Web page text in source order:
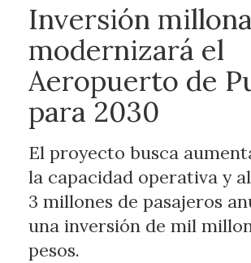
Inversión
modernizará el
Aeropuerto de
para 2030
El proyecto busca
la capacidad operativa y
3 millones de pasajeros
una inversión de mil
pesos.